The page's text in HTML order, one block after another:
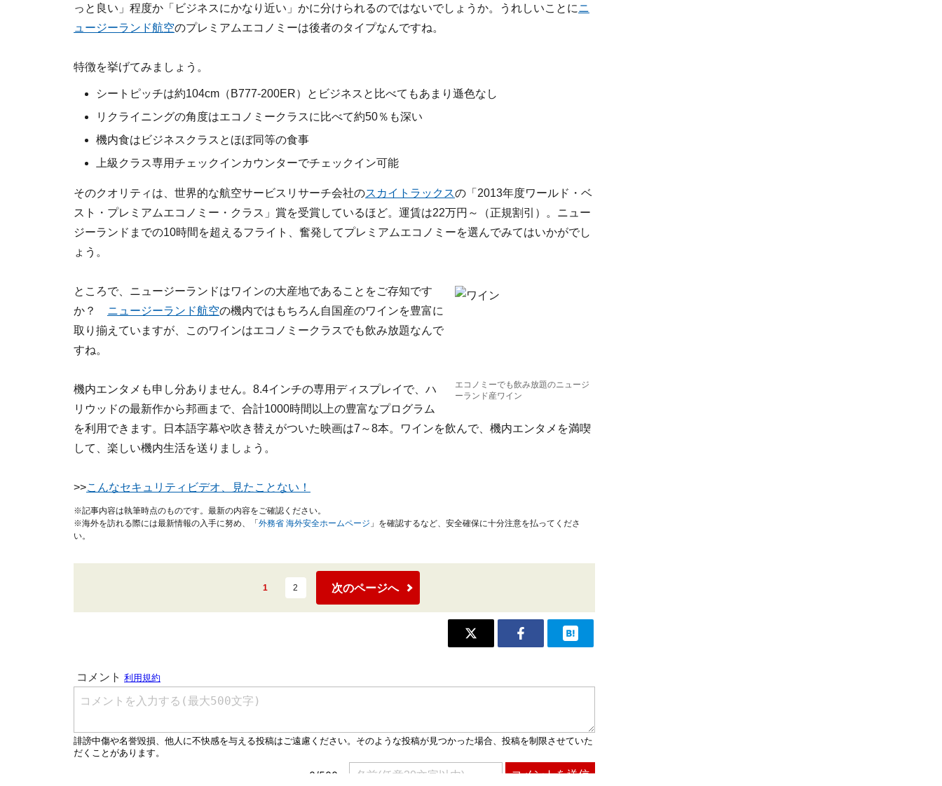
っと良い」程度か「ビジネスにかなり近い」かに分けられるのではないでしょうか。うれしいことにニ
ュージーランド航空のプレミアムエコノミーは後者のタイプなんですね。
特徴を挙げてみましょう。
シートピッチは約104cm（B777-200ER）とビジネスと比べてもあまり遜色なし
リクライニングの角度はエコノミークラスに比べて約50％も深い
機内食はビジネスクラスとほぼ同等の食事
上級クラス専用チェックインカウンターでチェックイン可能
そのクオリティは、世界的な航空サービスリサーチ会社のスカイトラックスの「2013年度ワールド・ベ
スト・プレミアムエコノミー・クラス」賞を受賞しているほど。運賃は22万円～（正規割引）。ニュー
ジーランドまでの10時間を超えるフライト、奮発してプレミアムエコノミーを選んでみてはいかがでし
ょう。
エコノミーでも飲み放題のニュージ
ーランド産ワイン
ところで、ニュージーランドはワインの大産地であることをご存知です
か？ ニュージーランド航空の機内ではもちろん自国産のワインを豊富に
取り揃えていますが、このワインはエコノミークラスでも飲み放題なんで
すね。
機内エンタメも申し分ありません。8.4インチの専用ディスプレイで、ハ
リウッドの最新作から邦画まで、合計1000時間以上の豊富なプログラム
を利用できます。日本語字幕や吹き替えがついた映画は7～8本。ワインを飲んで、機内エンタメを満喫
して、楽しい機内生活を送りましょう。
>>こんなセキュリティビデオ、見たことない！
※記事内容は執筆時点のものです。最新の内容をご確認ください。
※海外を訪れる際には最新情報の入手に努め、「 外務省 海外安全ホームページ 」を確認するなど、安全確保に十分注意を払ってくださ
い。
1 2 次のページへ